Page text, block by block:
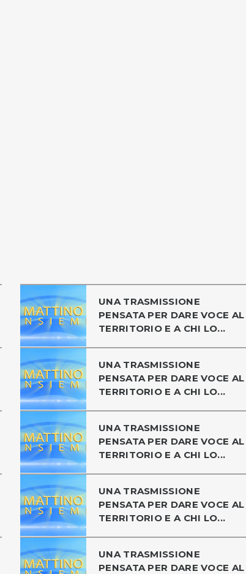
UNA TRASMISSIONE
PENSATA PER DARE VOCE AL
TERRITORIO E A CHI LO...
UNA TRASMISSIONE
PENSATA PER DARE VOCE AL
TERRITORIO E A CHI LO...
UNA TRASMISSIONE
PENSATA PER DARE VOCE AL
TERRITORIO E A CHI LO...
UNA TRASMISSIONE
PENSATA PER DARE VOCE AL
TERRITORIO E A CHI LO...
UNA TRASMISSIONE
PENSATA PER DARE VOCE AL